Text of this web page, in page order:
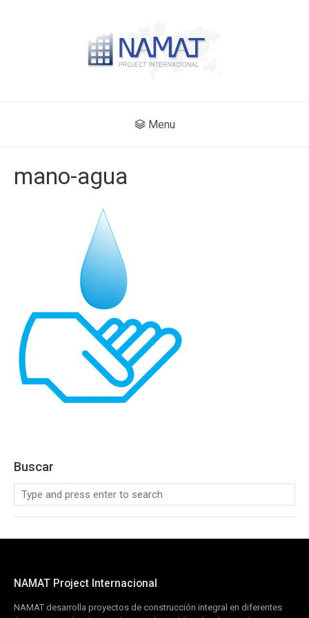
Menu
mano-agua
Buscar
NAMAT Project Internacional
NAMAT desarrolla proyectos de construcción integral en diferentes